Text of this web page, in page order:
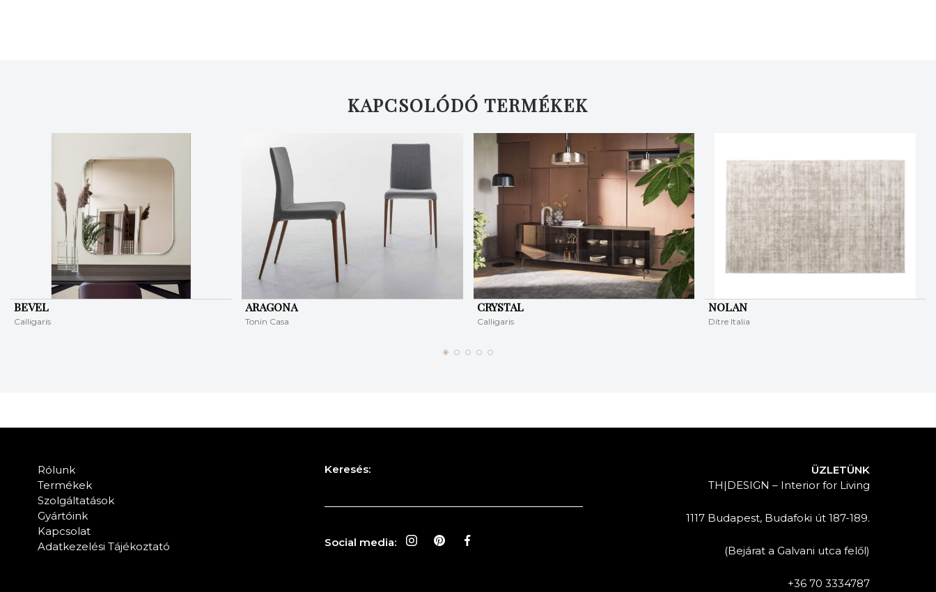
KAPCSOLÓDÓ TERMÉKEK
BEVEL
Calligaris
ARAGONA
Tonin Casa
CRYSTAL
Calligaris
NOLAN
Ditre Italia
Rólunk
Termékek
Szolgáltatások
Gyártóink
Kapcsolat
Adatkezelési Tájékoztató
Keresés:
Social media:
ÜZLETÜNK
TH|DESIGN – Interior for Living
1117 Budapest, Budafoki út 187-189.
(Bejárat a Galvani utca felől)
+36 70 3334787